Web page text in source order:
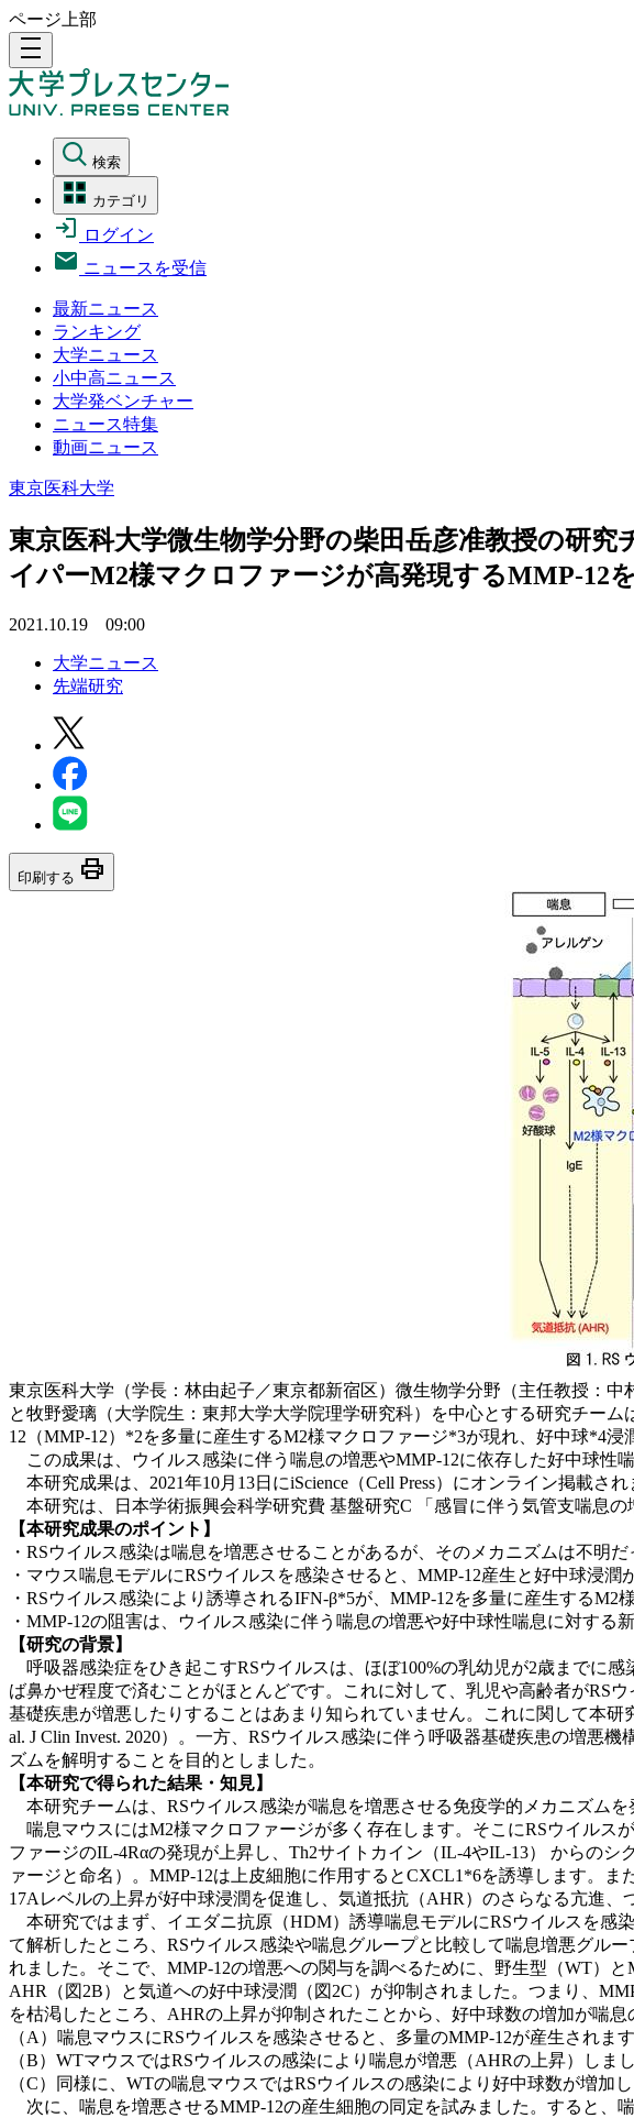
ページ上部
density_medium
検索
カテゴリ
ログイン
ニュースを受信
最新ニュース
ランキング
大学ニュース
小中高ニュース
大学発ベンチャー
ニュース特集
動画ニュース
東京医科大学
東京医科大学微生物学分野の柴田岳彦准教授の研
イパーM2様マクロファージが高発現するMMP-12
2021.10.19 09:00
大学ニュース
先端研究
印刷する print
東京医科大学（学長：林由起子／東京都新宿区）微生物学分野（主任教授：
と牧野愛璃（大学院生：東邦大学大学院理学研究科）を中心とする研究チーム
12（MMP-12）*2を多量に産生するM2様マクロファージ*3が現れ、好中球*4浸
この成果は、ウイルス感染に伴う喘息の増悪やMMP-12に依存した好中球性
本研究成果は、2021年10月13日にiScience（Cell Press）にオンライン掲載され
本研究は、日本学術振興会科学研究費 基盤研究C 「感冒に伴う気管支喘息
【本研究成果のポイント】
・RSウイルス感染は喘息を増悪させることがあるが、そのメカニズムは不明だ
・マウス喘息モデルにRSウイルスを感染させると、MMP-12産生と好中球浸潤
・RSウイルス感染により誘導されるIFN-β*5が、MMP-12を多量に産生する
・MMP-12の阻害は、ウイルス感染に伴う喘息の増悪や好中球性喘息に対する
【研究の背景】
呼吸器感染症をひき起こすRSウイルスは、ほぼ100%の乳幼児が2歳までに
ば鼻かぜ程度で済むことがほとんどです。これに対して、乳児や高齢者がRS
基礎疾患が増悪したりすることはあまり知られていません。これに関して本
al. J Clin Invest. 2020）。一方、RSウイルス感染に伴う呼吸器基礎疾患の増悪
ズムを解明することを目的としました。
【本研究で得られた結果・知見】
本研究チームは、RSウイルス感染が喘息を増悪させる免疫学的メカニズムを
喘息マウスにはM2様マクロファージが多く存在します。そこにRSウイルス
ファージのIL-4Rαの発現が上昇し、Th2サイトカイン（IL-4やIL-13） からの
ァージと命名）。MMP-12は上皮細胞に作用するとCXCL1*6を誘導します。
17Aレベルの上昇が好中球浸潤を促進し、気道抵抗（AHR）のさらなる亢進、
本研究ではまず、イエダニ抗原（HDM）誘導喘息モデルにRSウイルスを感
て解析したところ、RSウイルス感染や喘息グループと比較して喘息増悪グル
れました。そこで、MMP-12の増悪への関与を調べるために、野生型（WT）
AHR（図2B）と気道への好中球浸潤（図2C）が抑制されました。つまり、
を枯渇したところ、AHRの上昇が抑制されたことから、好中球数の増加が喘息
（A）喘息マウスにRSウイルスを感染させると、多量のMMP-12が産生されます
（B）WTマウスではRSウイルスの感染により喘息が増悪（AHRの上昇）し
（C）同様に、WTの喘息マウスではRSウイルスの感染により好中球数が増加
次に、喘息を増悪させるMMP-12の産生細胞の同定を試みました。すると、